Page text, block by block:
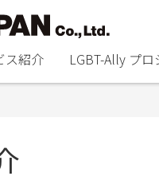
ス紹介 LGBT-Ally プロ